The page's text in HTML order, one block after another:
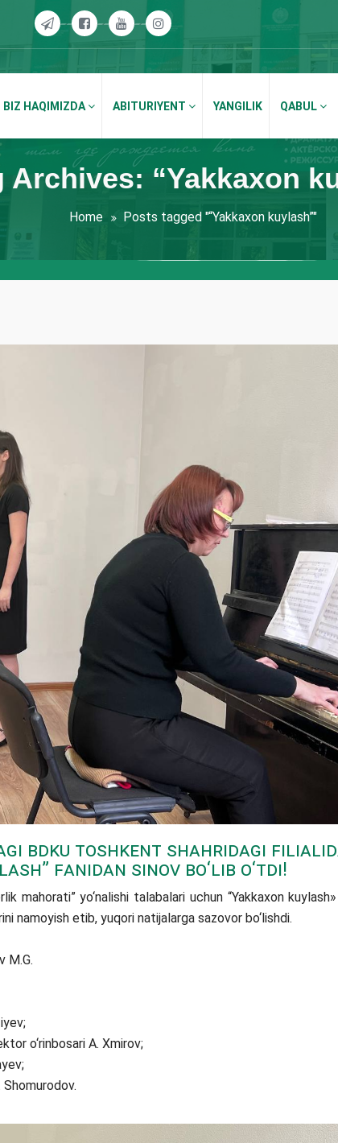
BIZ HAQIMIZDA ABITURIYENT YANGILIK QABUL
Archives: “Yakkaxon
Home Posts tagged "“Yakkaxon kuylash”"
BDKU Toshkent shahridagi
fanidan sinov bо‘lib о‘tdi!
mahorati” yо‘nalishi talabalari uchun “Yakkaxon
namoyish etib, yuqori natijalarga sazovor bо‘lishdi.
M.G.
о‘rinbosari A. Xmirov;